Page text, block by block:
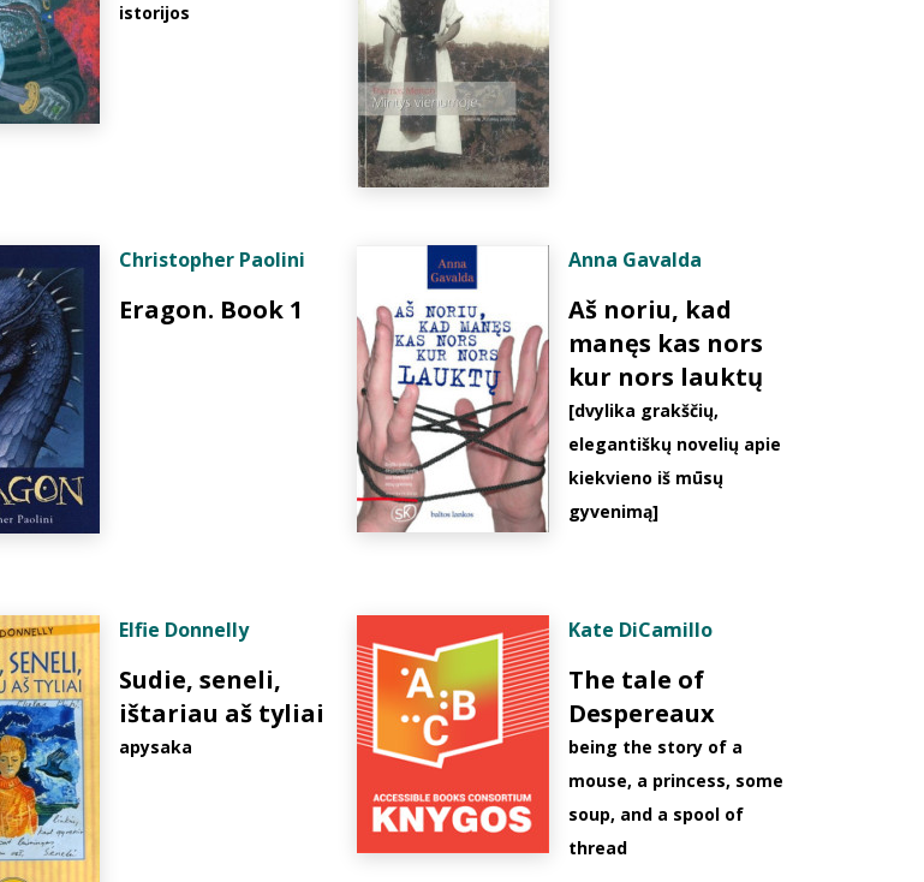
istorijos
Christopher Paolini
Eragon. Book 1
Anna Gavalda
Aš noriu, kad
manęs kas nors
kur nors lauktų
[dvylika grakščių,
elegantiškų novelių apie
kiekvieno iš mūsų
gyvenimą]
Elfie Donnelly
Sudie, seneli,
ištariau aš tyliai
apysaka
Kate DiCamillo
The tale of
Despereaux
being the story of a
mouse, a princess, some
soup, and a spool of
thread